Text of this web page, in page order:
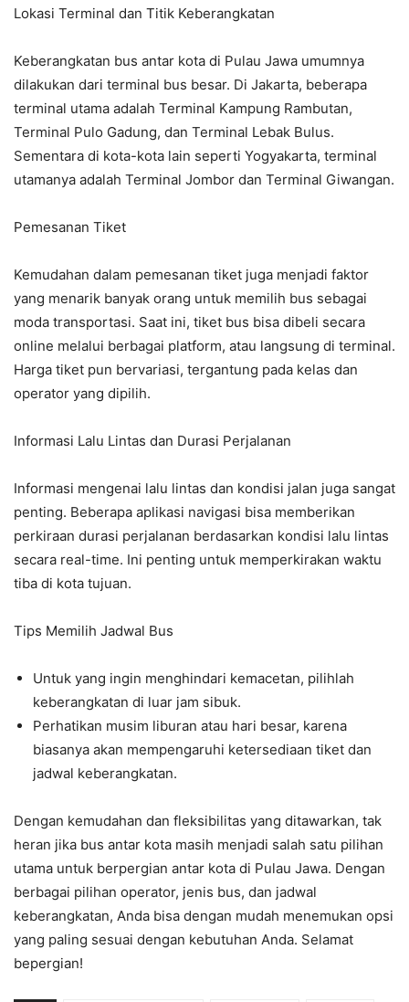
Lokasi Terminal dan Titik Keberangkatan
Keberangkatan bus antar kota di Pulau Jawa umumnya
dilakukan dari terminal bus besar. Di Jakarta, beberapa
terminal utama adalah Terminal Kampung Rambutan,
Terminal Pulo Gadung, dan Terminal Lebak Bulus.
Sementara di kota-kota lain seperti Yogyakarta, terminal
utamanya adalah Terminal Jombor dan Terminal Giwangan.
Pemesanan Tiket
Kemudahan dalam pemesanan tiket juga menjadi faktor
yang menarik banyak orang untuk memilih bus sebagai
moda transportasi. Saat ini, tiket bus bisa dibeli secara
online melalui berbagai platform, atau langsung di terminal.
Harga tiket pun bervariasi, tergantung pada kelas dan
operator yang dipilih.
Informasi Lalu Lintas dan Durasi Perjalanan
Informasi mengenai lalu lintas dan kondisi jalan juga sangat
penting. Beberapa aplikasi navigasi bisa memberikan
perkiraan durasi perjalanan berdasarkan kondisi lalu lintas
secara real-time. Ini penting untuk memperkirakan waktu
tiba di kota tujuan.
Tips Memilih Jadwal Bus
Untuk yang ingin menghindari kemacetan, pilihlah
keberangkatan di luar jam sibuk.
Perhatikan musim liburan atau hari besar, karena
biasanya akan mempengaruhi ketersediaan tiket dan
jadwal keberangkatan.
Dengan kemudahan dan fleksibilitas yang ditawarkan, tak
heran jika bus antar kota masih menjadi salah satu pilihan
utama untuk berpergian antar kota di Pulau Jawa. Dengan
berbagai pilihan operator, jenis bus, dan jadwal
keberangkatan, Anda bisa dengan mudah menemukan opsi
yang paling sesuai dengan kebutuhan Anda. Selamat
bepergian!